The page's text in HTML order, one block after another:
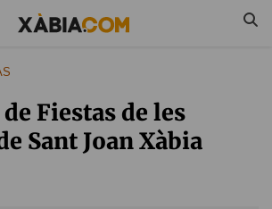
Fiestas de les
Sant Joan Xàbia